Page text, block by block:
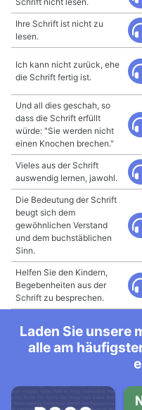
Ihre Schrift ist nicht zu
lesen.
Ich kann nicht zurück, ehe
die Schrift fertig ist.
Und all dies geschah, so
dass die Schrift erfüllt
würde: "Sie werden nicht
einen Knochen brechen."
Vieles aus der Schrift
auswendig lernen, jawohl.
Die Bedeutung der Schrift
beugt sich dem
gewöhnlichen Verstand
und dem buchstäblichen
Sinn.
Helfen Sie den Kindern,
Begebenheiten aus der
Schrift zu besprechen.
Laden Sie unsere
alle am